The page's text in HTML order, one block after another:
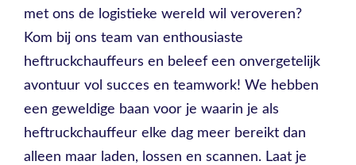
met ons de logistieke wereld wil veroveren?
Kom bij ons team van enthousiaste
heftruckchauffeurs en beleef een onvergetelijk
avontuur vol succes en teamwork! We hebben
een geweldige baan voor je waarin je als
heftruckchauffeur elke dag meer bereikt dan
alleen maar laden, lossen en scannen. Laat je